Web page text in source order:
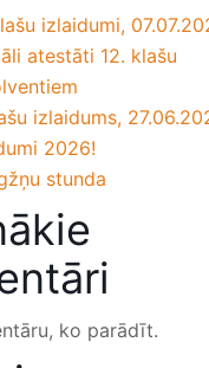
izlaidumi,
atestāti 12. klašu
izlaidums,
2026!
stunda
ko parādīt.